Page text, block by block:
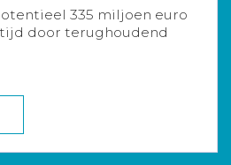
335 miljoen euro
door terughoudend